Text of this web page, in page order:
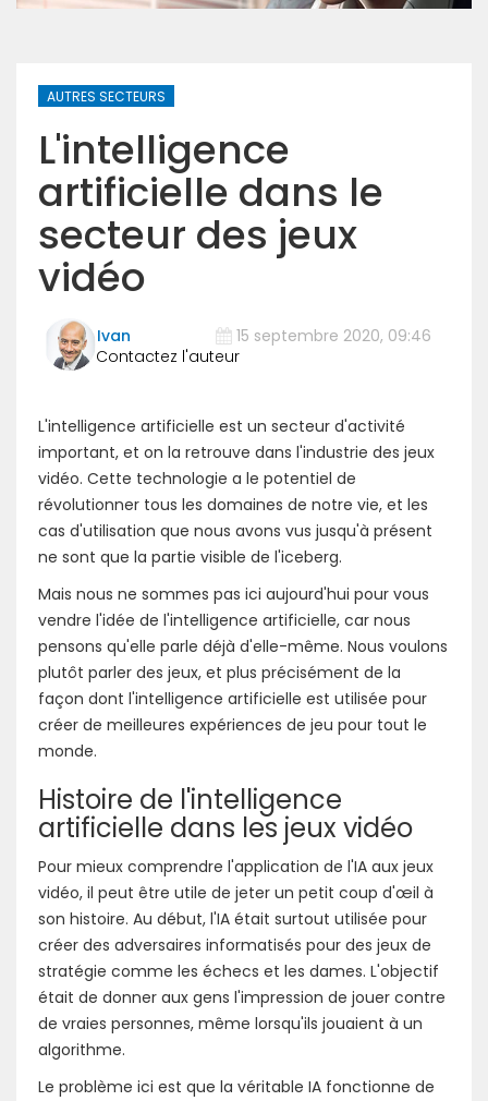
AUTRES SECTEURS
L'intelligence
artificielle dans le
secteur des jeux
vidéo
Ivan 15 septembre 2020, 09:46
L'intelligence artificielle est un secteur d'activité
important, et on la retrouve dans l'industrie des jeux
vidéo. Cette technologie a le potentiel de
révolutionner tous les domaines de notre vie, et les
cas d'utilisation que nous avons vus jusqu'à présent
ne sont que la partie visible de l'iceberg.
Mais nous ne sommes pas ici aujourd'hui pour vous
vendre l'idée de l'intelligence artificielle, car nous
pensons qu'elle parle déjà d'elle-même. Nous voulons
plutôt parler des jeux, et plus précisément de la
façon dont l'intelligence artificielle est utilisée pour
créer de meilleures expériences de jeu pour tout le
monde.
Histoire de l'intelligence
artificielle dans les jeux vidéo
Pour mieux comprendre l'application de l'IA aux jeux
vidéo, il peut être utile de jeter un petit coup d'œil à
son histoire. Au début, l'IA était surtout utilisée pour
créer des adversaires informatisés pour des jeux de
stratégie comme les échecs et les dames. L'objectif
était de donner aux gens l'impression de jouer contre
de vraies personnes, même lorsqu'ils jouaient à un
algorithme.
Le problème ici est que la véritable IA fonctionne de